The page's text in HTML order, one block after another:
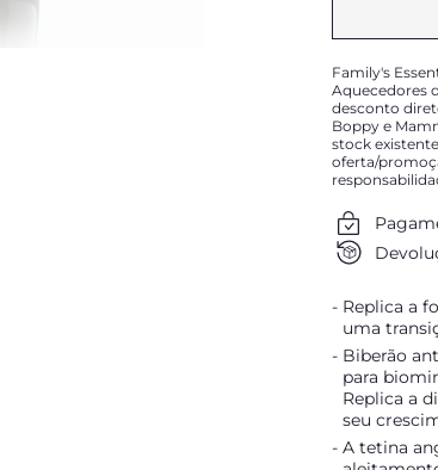
Family's
Aquecedores
desconto
Boppy e
stock
oferta/
Replica a
uma
Biberão
para
Replica a
seu
A tetina